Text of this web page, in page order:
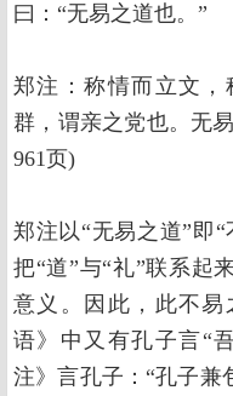
曰：“无易之道也。”
郑注：称情而立文，
群，谓亲之党也。无
961页)
郑注以“无易之道”即
把“道”与“礼”联系起
意义。因此，此不
语》中又有孔子言“
注》言孔子：“孔子兼